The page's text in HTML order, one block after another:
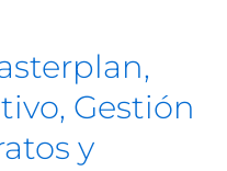
Gestión
y